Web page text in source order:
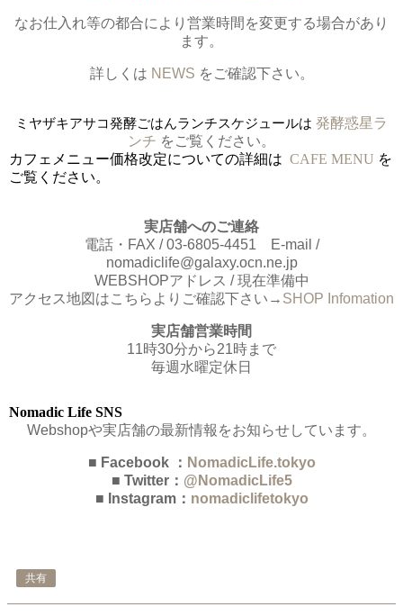
なお仕入れ等の都合により営業時間を変更する場合があり
ます。
詳しくは NEWS をご確認下さい。
ミヤザキアサコ発酵ごはんランチスケジュールは 発酵惑星ラ
ンチ をご覧ください。
カフェメニュー価格改定についての詳細は CAFE MENU を
ご覧ください。
実店舗へのご連絡
電話・FAX / 03-6805-4451 E-mail /
nomadiclife@galaxy.ocn.ne.jp
WEBSHOPアドレス / 現在準備中
アクセス地図はこちらよりご確認下さい→ SHOP Infomation
実店舗営業時間
11時30分から21時まで
毎週水曜定休日
Nomadic Life SNS
Webshopや実店舗の最新情報をお知らせしています。
■ Facebook ： NomadicLife.tokyo
■ Twitter： @NomadicLife5
■ Instagram： nomadiclifetokyo
共有